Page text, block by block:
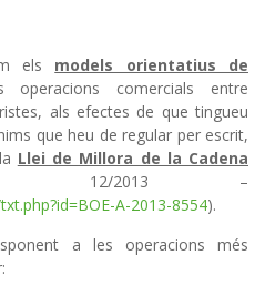
els models orientatius de
comercials entre
als efectes de que tingueu
que heu de regular per escrit,
Llei de Millora de la Cadena
12/2013 –
A-2013-8554).
a les operacions més